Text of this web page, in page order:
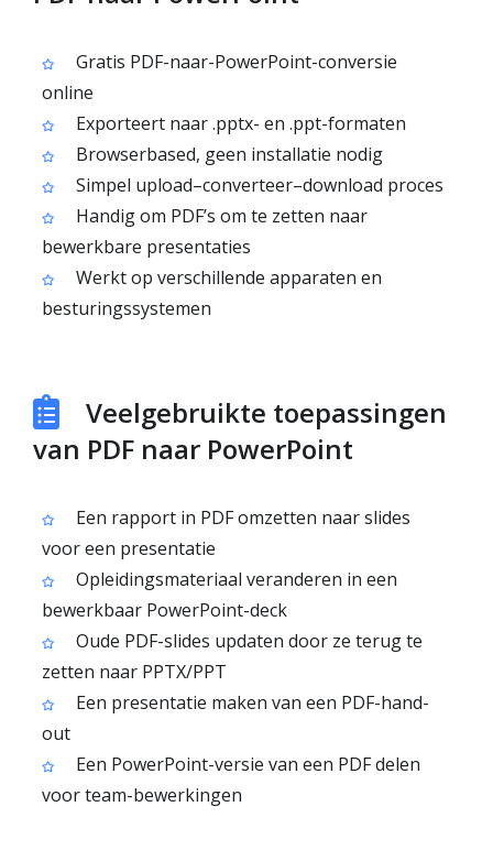
Gratis PDF-naar-PowerPoint-conversie
online
Exporteert naar .pptx- en .ppt-formaten
Browserbased, geen installatie nodig
Simpel upload–converteer–download proces
Handig om PDF’s om te zetten naar
bewerkbare presentaties
Werkt op verschillende apparaten en
besturingssystemen
Veelgebruikte toepassingen
van PDF naar PowerPoint
Een rapport in PDF omzetten naar slides
voor een presentatie
Opleidingsmateriaal veranderen in een
bewerkbaar PowerPoint-deck
Oude PDF-slides updaten door ze terug te
zetten naar PPTX/PPT
Een presentatie maken van een PDF-hand-
out
Een PowerPoint-versie van een PDF delen
voor team-bewerkingen